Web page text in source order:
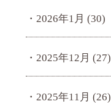
2026年1月 (30)
2025年12月 (27)
2025年11月 (26)